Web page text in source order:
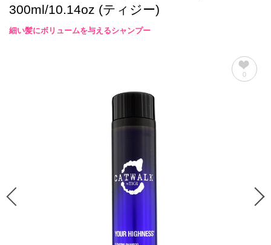
300ml/10.14oz (ティジー)
細い髪にボリュームを与えるシャンプー
0